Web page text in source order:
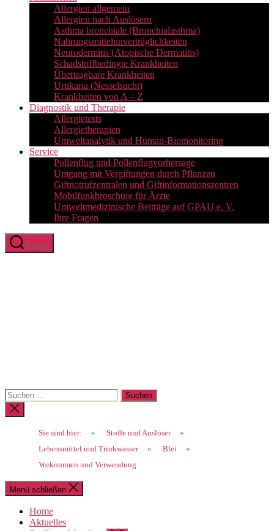
Allergien allgemein
Allergien nach Auslösern
Asthma bronchiale (Bronchialasthma)
Nahrungsmittelunverträglichkeiten
Neurodermitis (Atopische Dermatitis)
Schadstoffbedingte Krankheiten
Übertragbare Krankheiten
Urtikaria (Nesselsucht)
Krankheiten von A – Z
Diagnostik und Therapie
Allergietests
Allergietherapien
Umweltanalytik und Human-Biomonitoring
Service
Pollenflug und Pollenflugvorhersage
Umgang mit Vergiftungen durch Pflanzen
Giftnotrufzentralen und Giftinformationszentren
Mobilfunkbroschüre für Ärzte
Umweltmedizinische Beiträge auf GPAU e. V.
Ihre Fragen
Suche
Suchen
nach:
Suche
schließen
Sie sind hier:
» Stoffe und Auslöser
»
Lebensmittel und Trinkwasser
» Blei
»
Vorkommen und Verwendung
Menü schließen
Home
Aktuelles